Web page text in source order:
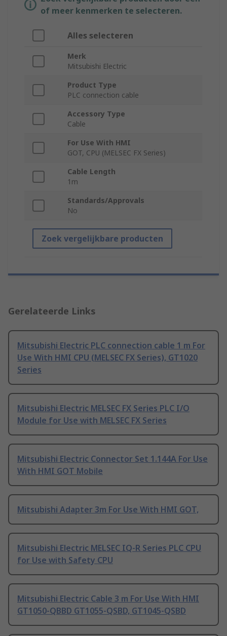
of meer kenmerken te selecteren.
Alles selecteren
Merk
Mitsubishi Electric
Product Type
PLC connection cable
Accessory Type
Cable
For Use With HMI
GOT, CPU (MELSEC FX Series)
Cable Length
1m
Standards/Approvals
No
Zoek vergelijkbare producten
Gerelateerde Links
Mitsubishi Electric PLC connection cable 1 m For
Use With HMI CPU (MELSEC FX Series), GT1020
Series
Mitsubishi Electric MELSEC FX Series PLC I/O
Module for Use with MELSEC FX Series
Mitsubishi Electric Connector Set 1.144A For Use
With HMI GOT Mobile
Mitsubishi Adapter 3m For Use With HMI GOT,
Mitsubishi Electric MELSEC IQ-R Series PLC CPU
for Use with Safety CPU
Mitsubishi Electric Cable 3 m For Use With HMI
GT1050-QBBD GT1055-QSBD, GT1045-QSBD